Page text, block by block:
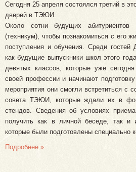
Сегодня 25 апреля состоялся третий в
дверей в ТЭЮИ.
Около сотни будущих
(техникум), чтобы познакомиться с его
поступления и обучения. Среди
как будущие выпускники школ этого
девятых классов, которые уже
своей профессии и начинают
мероприятия они смогли встретиться с
совета ТЭЮИ, которые ждали их в
стендов. Сведения об условиях
получить как в личной беседе, так и
которые были подготовлены специально
Подробнее »